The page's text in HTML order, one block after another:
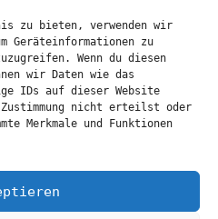
zu bieten, verwenden wir
Geräteinformationen zu
Wenn du diesen
wir Daten wie das
IDs auf dieser Website
nicht erteilst oder
Merkmale und Funktionen